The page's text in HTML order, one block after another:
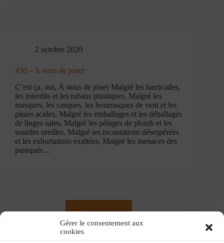
Gérer le consentement aux
cookies
2 octobre 2020
430 – A nous de jouer
C’est ça, oui, À nous de jouer Malgré les barricades,
les interdits et les rubans plastiques, Malgré les
masques, les casques, les bourrasques de vent et les
pluies acides, Malgré les emballages et les déballages
de linges sales, Malgré les pétages de plomb et les
sourdes oreilles, Malgré les incantations désespérées
et les exhortations exaltées, Malgré les menaces des
paniqués…
Charger plus